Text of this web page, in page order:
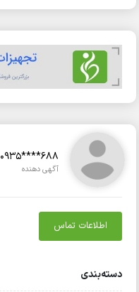
0935****688
آگهی دهنده
اطلاعات تماس
دسته‌بندی